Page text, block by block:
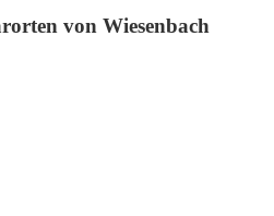
von Wiesenbach